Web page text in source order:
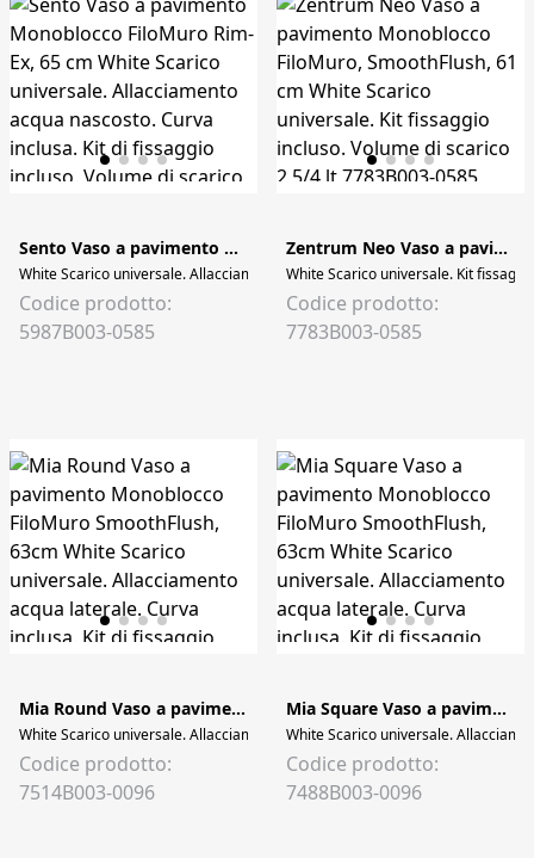
Sento Vaso a pavimento Monoblocco FiloMuro Rim-Ex, 65 cm
White Scarico universale. Allacciamento acqua nascosto. Curva inclusa. Kit
Codice prodotto:
5987B003-0585
Zentrum Neo Vaso a pavimento Monoblocco FiloMuro, SmoothFlush, 61 cm
White Scarico universale. Kit
Codice prodotto:
7783B003-0585
Mia Round Vaso a pavimento Monoblocco FiloMuro SmoothFlush, 63cm
White Scarico universale. Allacciamento acqua laterale. Curva inclusa. Kit di
Codice prodotto:
7514B003-0096
Mia Square Vaso a pavimento Monoblocco FiloMuro SmoothFlush, 63cm
White Scarico universale.
Codice prodotto:
7488B003-0096